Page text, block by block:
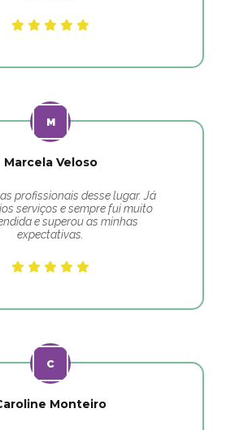
Marcela Veloso
profissionais desse lugar. Já
serviços e sempre fui muito
e superou as minhas
expectativas.
Monteiro